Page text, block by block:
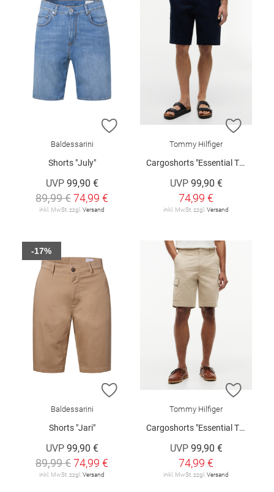
ZUR WUNSCHLISTE HINZUFÜGEN
Baldessarini
Shorts "July"
UVP 99,90 €
89,99 €74,99 €
inkl. MwSt. zzgl. Versand
ZUR
Tommy Hilfiger
Cargoshorts "Essential Twill"
UVP 99,90 €
74,99 €
inkl. MwSt. zzgl. Versand
ZUR WUNSCHLISTE HINZUFÜGEN
Baldessarini
Shorts "Jari"
UVP 99,90 €
89,99 €74,99 €
inkl. MwSt. zzgl. Versand
-17%
ZUR
Tommy Hilfiger
Cargoshorts "Essential Twill"
UVP 99,90 €
74,99 €
inkl. MwSt. zzgl. Versand